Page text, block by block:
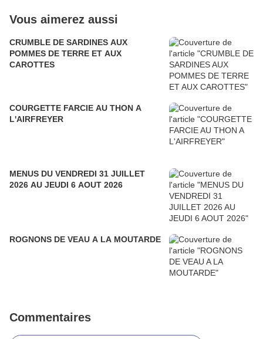
Vous aimerez aussi
CRUMBLE DE SARDINES AUX
POMMES DE TERRE ET AUX
CAROTTES
COURGETTE FARCIE AU THON A
L'AIRFREYER
MENUS DU VENDREDI 31 JUILLET
2026 AU JEUDI 6 AOUT 2026
ROGNONS DE VEAU A LA MOUTARDE
Commentaires